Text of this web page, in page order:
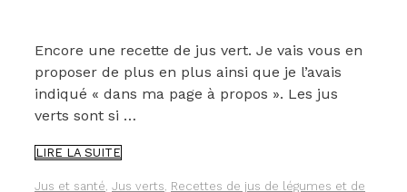
Encore une recette de jus vert. Je vais vous en
proposer de plus en plus ainsi que je l’avais
indiqué « dans ma page à propos ». Les jus
verts sont si …
LIRE LA SUITEUNE
DE
Catégories
Jus et santé, Jus verts, Recettes de jus de légumes et de